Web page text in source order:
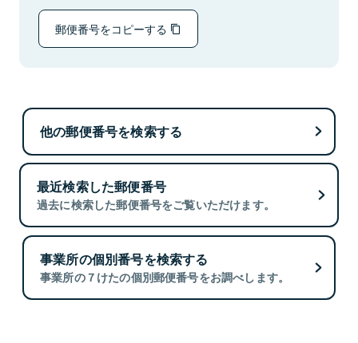
郵便番号をコピーする
他の郵便番号を検索する
最近検索した郵便番号
過去に検索した郵便番号をご覧いただけます。
事業所の個別番号を検索する
事業所の７けたの個別郵便番号をお調べします。